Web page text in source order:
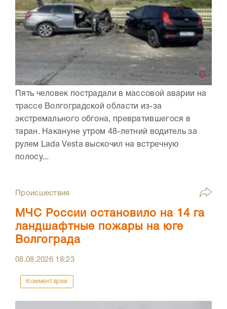
Пять человек пострадали в массовой аварии на
трассе Волгоградской области из-за
экстремального обгона, превратившегося в
таран. Накануне утром 48-летний водитель за
рулем Lada Vesta выскочил на встречную
полосу...
Происшествия
МЧС России остановило на 14 га
ландшафтные пожары на юге
Волгограда
08.08.2026 18:23
Комментарии